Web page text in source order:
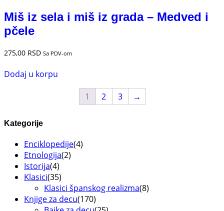
Miš iz sela i miš iz grada – Medved i
pčele
275,00 RSD Sa PDV-om
Dodaj u korpu
1 2 3 →
Kategorije
Enciklopedije(4)
Etnologija(2)
Istorija(4)
Klasici(35)
Klasici španskog realizma(8)
Knjige za decu(170)